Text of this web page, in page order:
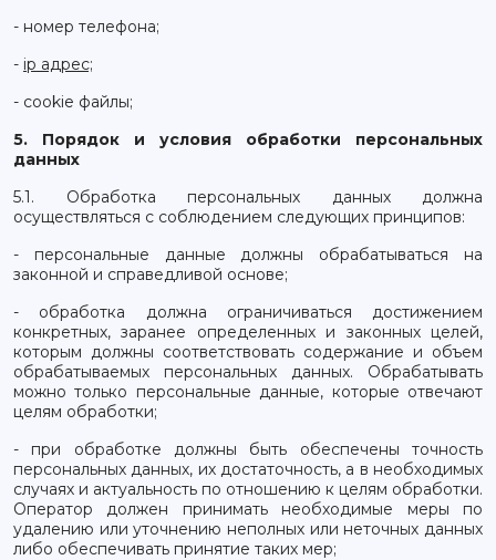
- номер телефона;
- ip адрес;
- cookie файлы;
5. Порядок и условия обработки персональных
данных
5.1. Обработка персональных данных должна
осуществляться с соблюдением следующих принципов:
- персональные данные должны обрабатываться на
законной и справедливой основе;
- обработка должна ограничиваться достижением
конкретных, заранее определенных и законных целей,
которым должны соответствовать содержание и объем
обрабатываемых персональных данных. Обрабатывать
можно только персональные данные, которые отвечают
целям обработки;
- при обработке должны быть обеспечены точность
персональных данных, их достаточность, а в необходимых
случаях и актуальность по отношению к целям обработки.
Оператор должен принимать необходимые меры по
удалению или уточнению неполных или неточных данных
либо обеспечивать принятие таких мер;